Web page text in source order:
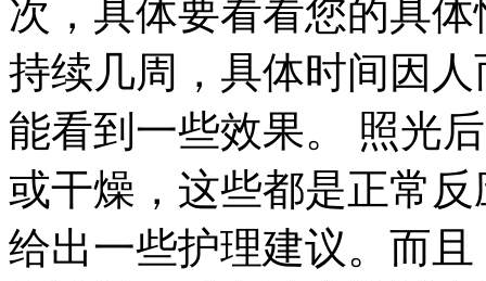
次，具体要看看您的具
持续几周，具体时间因
能看到一些效果。 照光
或干燥，这些都是正常
给出一些护理建议。而